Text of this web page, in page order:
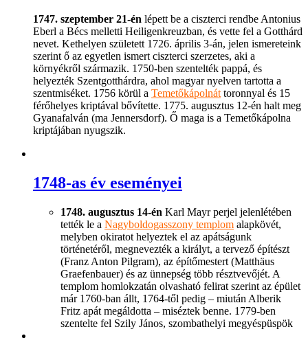
1747. szeptember 21-én lépett be a ciszterci rendbe Antonius
Eberl a Bécs melletti Heiligenkreuzban, és vette fel a Gotthárd
nevet. Kethelyen született 1726. április 3-án, jelen ismereteink
szerint ő az egyetlen ismert ciszterci szerzetes, aki a
környékről származik. 1750-ben szentelték pappá, és
helyezték Szentgotthárdra, ahol magyar nyelven tartotta a
szentmiséket. 1756 körül a Temetőkápolnáttoronnyal és 15
férőhelyes kriptával bővítette. 1775. augusztus 12-én halt meg
Gyanafalván (ma Jennersdorf). Ő maga is a Temetőkápolna
kriptájában nyugszik.
1748-as év eseményei
1748. augusztus 14-én Karl Mayr perjel jelenlétében
tették le a Nagyboldogasszony templom alapkövét,
melyben okiratot helyeztek el az apátságunk
történetéről, megnevezték a királyt, a tervező építészt
(Franz Anton Pilgram), az építőmestert (Matthäus
Graefenbauer) és az ünnepség több résztvevőjét. A
templom homlokzatán olvasható felirat szerint az épület
már 1760-ban állt, 1764-től pedig – miután Alberik
Fritz apát megáldotta – miséztek benne. 1779-ben
szentelte fel Szily János, szombathelyi megyéspüspök